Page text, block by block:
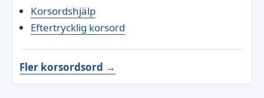
Korsordshjälp
Eftertrycklig korsord
Fler korsordsord →